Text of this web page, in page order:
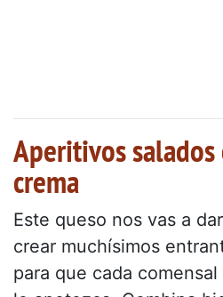
Aperitivos salados
crema
Este queso nos vas a
crear muchísimos
para que cada